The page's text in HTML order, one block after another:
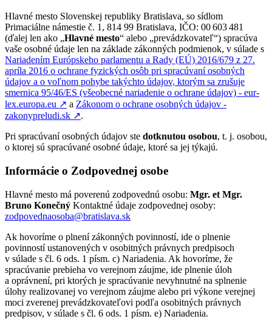
Hlavné mesto Slovenskej republiky Bratislava, so sídlom
Primaciálne námestie č. 1, 814 99 Bratislava, IČO: 00 603 481
(ďalej len ako „Hlavné mesto“ alebo „prevádzkovateľ“) spracúva
vaše osobné údaje len na základe zákonných podmienok, v súlade s
Nariadením Európskeho parlamentu a Rady (EÚ) 2016/679 z 27.
apríla 2016 o ochrane fyzických osôb pri spracúvaní osobných
údajov a o voľnom pohybe takýchto údajov, ktorým sa zrušuje
smernica 95/46/ES (všeobecné nariadenie o ochrane údajov) - eur-
lex.europa.eu ↗︎ a Zákonom o ochrane osobných údajov -
zakonypreludi.sk ↗︎.
Pri spracúvaní osobných údajov ste dotknutou osobou, t. j. osobou,
o ktorej sú spracúvané osobné údaje, ktoré sa jej týkajú.
Informácie o Zodpovednej osobe
Hlavné mesto má poverenú zodpovednú osobu: Mgr. et Mgr.
Bruno Konečný Kontaktné údaje zodpovednej osoby:
zodpovednaosoba@bratislava.sk
Ak hovoríme o plnení zákonných povinností, ide o plnenie
povinností ustanovených v osobitných právnych predpisoch
v súlade s čl. 6 ods. 1 písm. c) Nariadenia. Ak hovoríme, že
spracúvanie prebieha vo verejnom záujme, ide plnenie úloh
a oprávnení, pri ktorých je spracúvanie nevyhnutné na splnenie
úlohy realizovanej vo verejnom záujme alebo pri výkone verejnej
moci zverenej prevádzkovateľovi podľa osobitných právnych
predpisov, v súlade s čl. 6 ods. 1 písm. e) Nariadenia.